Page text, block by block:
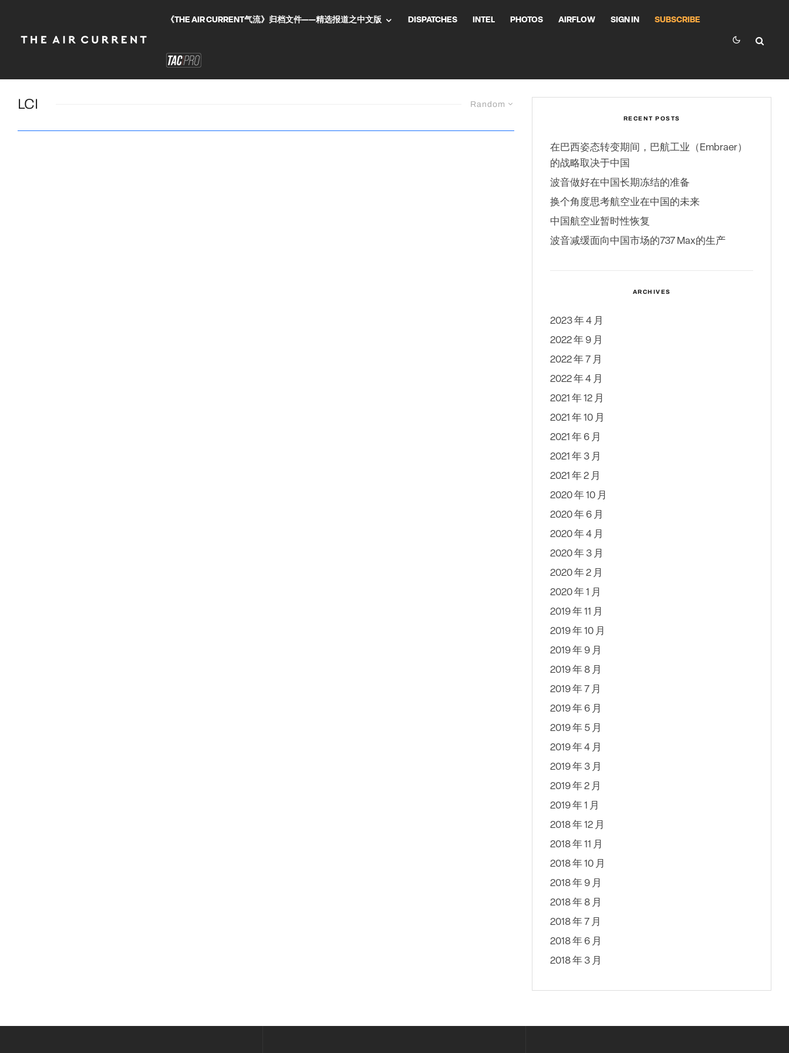
《THE AIR CURRENT气流》归档文件——精选报道之中文版 DISPATCHES INTEL PHOTOS AIRFLOW SIGN IN SUBSCRIBE
Random
LCI
RECENT POSTS
在巴西姿态转变期间，巴航工业（Embraer）
的战略取决于中国
波音做好在中国长期冻结的准备
换个角度思考航空业在中国的未来
中国航空业暂时性恢复
波音减缓面向中国市场的737 Max的生产
ARCHIVES
2023 年 4 月
2022 年 9 月
2022 年 7 月
2022 年 4 月
2021 年 12 月
2021 年 10 月
2021 年 6 月
2021 年 3 月
2021 年 2 月
2020 年 10 月
2020 年 6 月
2020 年 4 月
2020 年 3 月
2020 年 2 月
2020 年 1 月
2019 年 11 月
2019 年 10 月
2019 年 9 月
2019 年 8 月
2019 年 7 月
2019 年 6 月
2019 年 5 月
2019 年 4 月
2019 年 3 月
2019 年 2 月
2019 年 1 月
2018 年 12 月
2018 年 11 月
2018 年 10 月
2018 年 9 月
2018 年 8 月
2018 年 7 月
2018 年 6 月
2018 年 3 月